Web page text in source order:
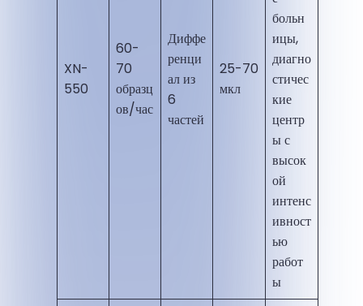
XN-
550
60-
70
образц
ов/час
Диффе
ренци
ал из
6
частей
25-70
мкл
больн
ицы,
диагно
стичес
кие
центр
ы с
высок
ой
интенс
ивност
ью
работ
ы